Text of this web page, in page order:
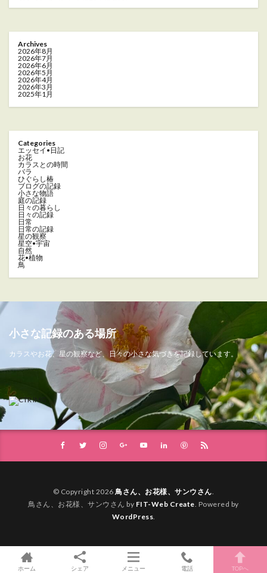
Archives
2026年8月
2026年7月
2026年6月
2026年5月
2026年4月
2026年3月
2025年1月
Categories
エッセイ•日記
お花
カラスとの時間
バラ
ひぐらし椿
ブログの記録
小さな物語
庭の記録
日々の暮らし
日々の記録
日常
日常の記録
星の観察
星空•宇宙
自然
花•植物
鳥
小さな記録のある場所
カラスやお花、星の観察など、日々の小さな気づきを記録しています。
© Copyright 2026鳥さん、お花様、サンウさん
鳥さん、お花様、サンウさん by FIT-Web Create . Powered by
WordPress
ホーム シェア メニュー 電話 TOPへ